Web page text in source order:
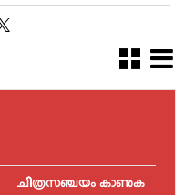
ചിത്രസഞ്ചയം കാണുക